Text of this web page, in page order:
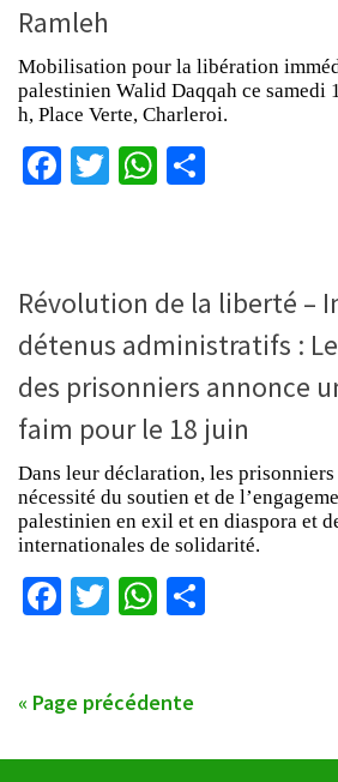
Ramleh
Mobilisation pour la libération
palestinien Walid Daqqah ce samedi
h, Place Verte, Charleroi.
Facebook
TwitterWhatsApp
Révolution de la liberté –
détenus administratifs :
des prisonniers annonce
faim pour le 18 juin
Dans leur déclaration, les
nécessité du soutien et de
palestinien en exil et en diaspora et
internationales de solidarité.
Facebook
TwitterWhatsApp
« Page précédente